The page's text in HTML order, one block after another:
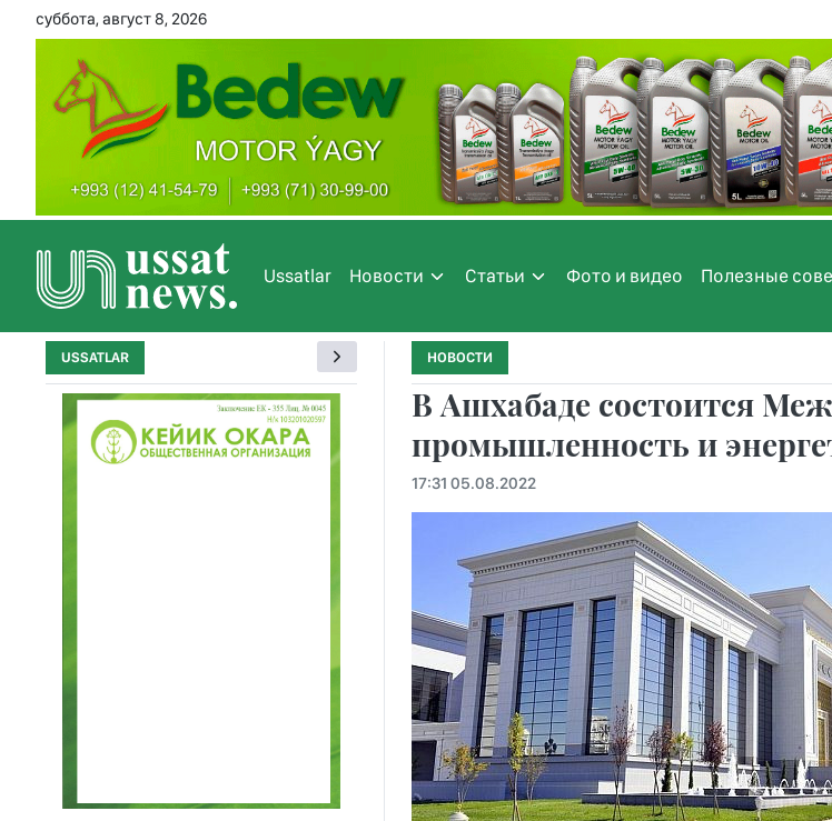
суббота, август 8, 2026
Ussatlar Новости Статьи Фото и видео Полезные
НОВОСТИ
В Ашхабаде состоится
промышленность и
17:31 05.08.2022
USSATLAR